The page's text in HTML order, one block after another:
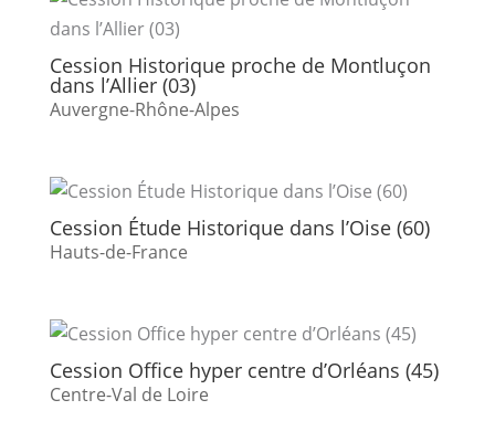
Cession Historique proche de Montluçon
dans l’Allier (03)
Auvergne-Rhône-Alpes
Cession Étude Historique dans l’Oise (60)
Hauts-de-France
Cession Office hyper centre d’Orléans (45)
Centre-Val de Loire